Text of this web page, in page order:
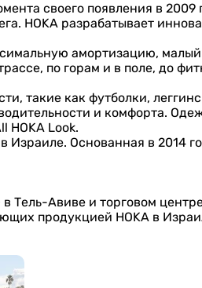
своего появления в 2009
HOKA разрабатывает
амортизацию,
по горам и в поле, до
такие как футболки,
и комфорта.
HOKA Look.
Основанная в 2014
Тель-Авиве и торговом
продукцией HOKA в